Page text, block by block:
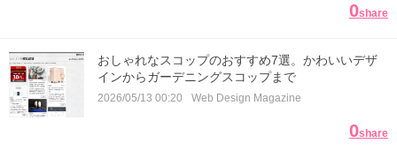
0share
おしゃれなスコップのおすすめ7選。かわいいデザ
インからガーデニングスコップまで
2026/05/13 00:20 Web Design Magazine
0share